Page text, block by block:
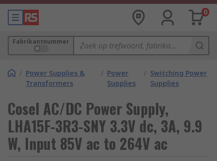
0
Fabrikantnummer
/ Power Supplies &
Transformers
/ Power
Supplies
/ Switching Power
Supplies
Cosel AC/DC Power Supply,
LHA15F-3R3-SNY 3.3V dc, 3A, 9.9
W, Input 85V ac to 264V ac